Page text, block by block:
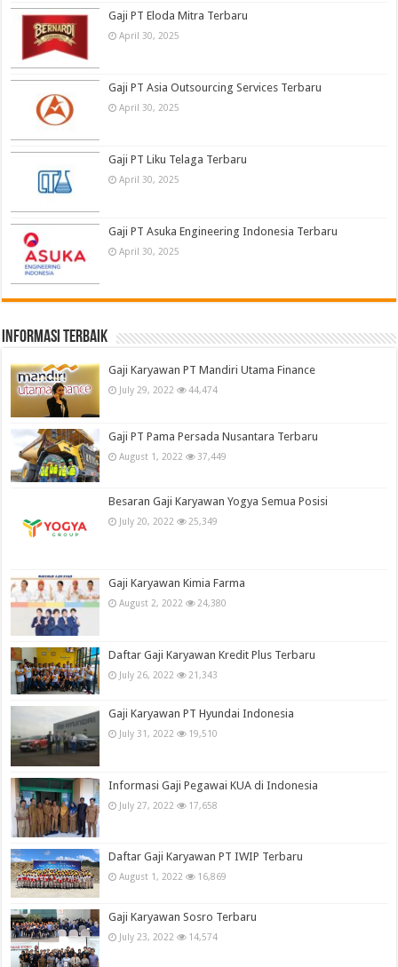
Gaji PT Eloda Mitra Terbaru
April 30, 2025
Gaji PT Asia Outsourcing Services Terbaru
April 30, 2025
Gaji PT Liku Telaga Terbaru
April 30, 2025
Gaji PT Asuka Engineering Indonesia Terbaru
April 30, 2025
informasi terbaik
Gaji Karyawan PT Mandiri Utama Finance
July 29, 2022 44,474
Gaji PT Pama Persada Nusantara Terbaru
August 1, 2022 37,449
Besaran Gaji Karyawan Yogya Semua Posisi
July 20, 2022 25,349
Gaji Karyawan Kimia Farma
August 2, 2022 24,380
Daftar Gaji Karyawan Kredit Plus Terbaru
July 26, 2022 21,343
Gaji Karyawan PT Hyundai Indonesia
July 31, 2022 19,510
Informasi Gaji Pegawai KUA di Indonesia
July 27, 2022 17,658
Daftar Gaji Karyawan PT IWIP Terbaru
August 1, 2022 16,869
Gaji Karyawan Sosro Terbaru
July 23, 2022 14,574